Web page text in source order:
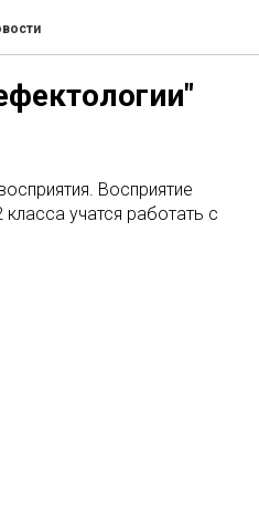
Восприятие
учатся работать с